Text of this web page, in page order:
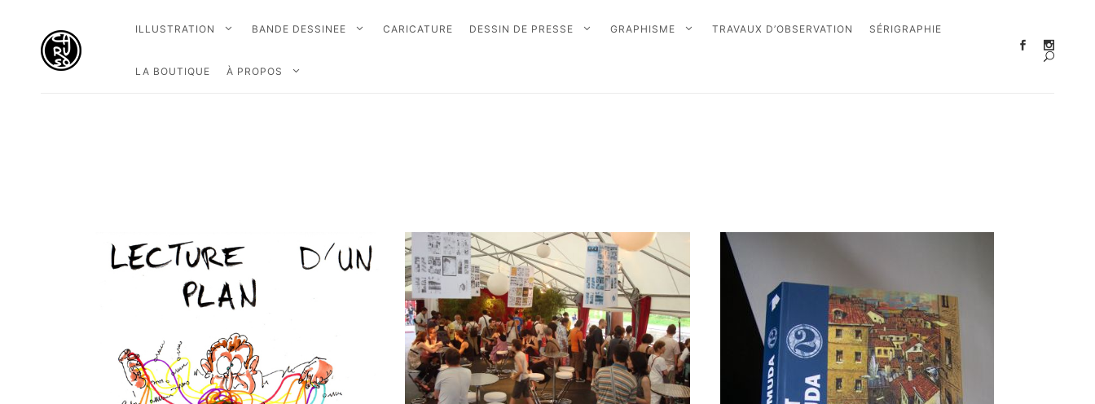
ILLUSTRATION BANDE DESSINEE CARICATURE DESSIN DE PRESSE GRAPHISME TRAVAUX D’OBSERVATION SÉRIGRAPHIE
LA BOUTIQUE À PROPOS